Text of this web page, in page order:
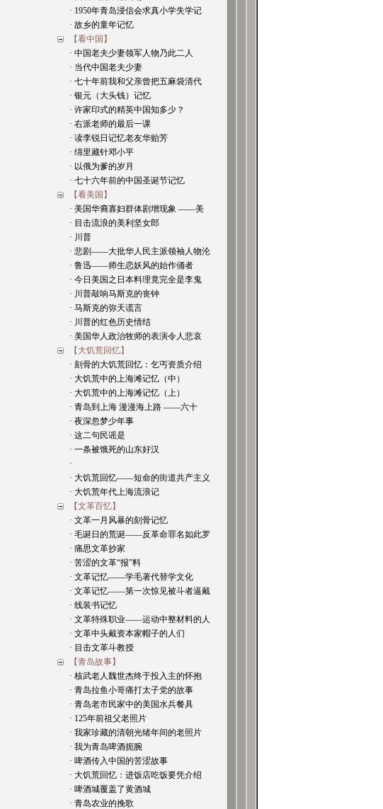
· 1950年青岛浸信会求真小学失学记
· 故乡的童年记忆
【看中国】
· 中国老夫少妻领军人物乃此二人
· 当代中国老夫少妻
· 七十年前我和父亲曾把五麻袋清代
· 银元（大头钱）记忆
· 许家印式的精英中国知多少？
· 右派老师的最后一课
· 读李锐日记忆老友华贻芳
· 绵里藏针邓小平
· 以俄为爹的岁月
· 七十六年前的中国圣诞节记忆
【看美国】
· 美国华裔寡妇群体剧增现象 ——美
· 目击流浪的美利坚女郎
· 川普
· 悲剧——大批华人民主派领袖人物沦
· 鲁迅——师生恋妖风的始作俑者
· 今日美国之日本料理竟完全是李鬼
· 川普敲响马斯克的丧钟
· 马斯克的弥天谎言
· 川普的红色历史情结
· 美国华人政治牧师的表演令人悲哀
【大饥荒回忆】
· 刻骨的大饥荒回忆：乞丐资质介绍
· 大饥荒中的上海滩记忆（中）
· 大饥荒中的上海滩记忆（上）
· 青岛到上海 漫漫海上路 ——六十
· 夜深忽梦少年事
· 这二句民谣是
· 一条被饿死的山东好汉
·
· 大饥荒回忆——短命的街道共产主义
· 大饥荒年代上海流浪记
【文革百忆】
· 文革一月风暴的刻骨记忆
· 毛诞日的荒诞——反革命罪名如此罗
· 痛思文革抄家
· 苦涩的文革“报”料
· 文革记忆——学毛著代替学文化
· 文革记忆——第一次惊见被斗者逼戴
· 线装书记忆
· 文革特殊职业——运动中整材料的人
· 文革中头戴资本家帽子的人们
· 目击文革斗教授
【青岛故事】
· 核武老人魏世杰终于投入主的怀抱
· 青岛拉鱼小哥痛打太子党的故事
· 青岛老市民家中的美国水兵餐具
· 125年前祖父老照片
· 我家珍藏的清朝光绪年间的老照片
· 我为青岛啤酒扼腕
· 啤酒传入中国的苦涩故事
· 大饥荒回忆：进饭店吃饭要凭介绍
· 啤酒城覆盖了黄酒城
· 青岛农业的挽歌